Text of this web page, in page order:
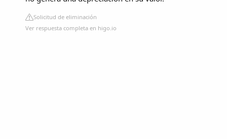
Solicitud de eliminación
Ver respuesta completa en higo.io